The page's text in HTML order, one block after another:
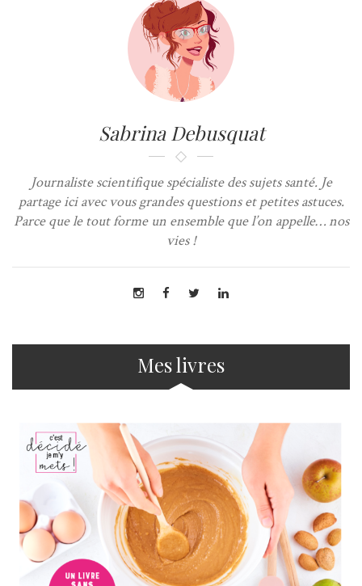
Sabrina Debusquat
Journaliste scientifique spécialiste des sujets santé. Je
partage ici avec vous grandes questions et petites astuces.
Parce que le tout forme un ensemble que l’on appelle… nos
vies !
Mes livres